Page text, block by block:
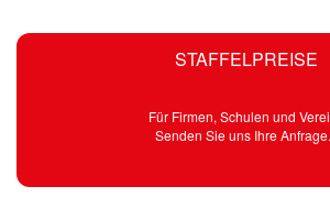
STAFFELPREISE
Für Firmen, Schulen und
Senden Sie uns Ihre